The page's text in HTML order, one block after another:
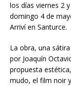
los días viernes 2
domingo 4 de
Arriví en Santurce.
La obra, una
por Joaquín
propuesta
mudo, el film noir